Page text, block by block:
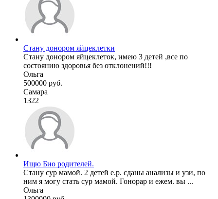
Стану донором яйцеклетки
Стану донором яйцеклеток, имею 3 детей ,все по
состоянию здоровья без отклонений!!!
Ольга
500000 руб.
Самара
1322
Ищю Био родителей.
Стану сур мамой. 2 детей е.р. сданы анализы и узи, по
ним я могу стать сур мамой. Гонорар и ежем. вы ...
Ольга